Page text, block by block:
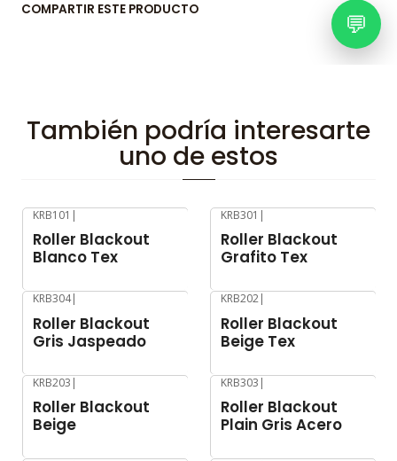
COMPARTIR ESTE PRODUCTO 💬
También podría interesarte
uno de estos
KRB101 |
Roller Blackout
Blanco Tex
KRB301 |
Roller Blackout
Grafito Tex
KRB304|
Roller Blackout
Gris Jaspeado
KRB202|
Roller Blackout
Beige Tex
KRB203 |
Roller Blackout
Beige
KRB303 |
Roller Blackout
Plain Gris Acero